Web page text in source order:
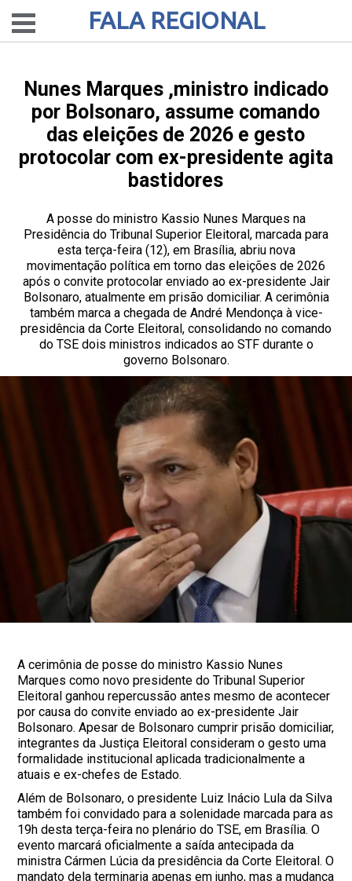
FALA REGIONAL
Nunes Marques ,ministro indicado
por Bolsonaro, assume comando
das eleições de 2026 e gesto
protocolar com ex-presidente agita
bastidores
A posse do ministro Kassio Nunes Marques na
Presidência do Tribunal Superior Eleitoral, marcada para
esta terça-feira (12), em Brasília, abriu nova
movimentação política em torno das eleições de 2026
após o convite protocolar enviado ao ex-presidente Jair
Bolsonaro, atualmente em prisão domiciliar. A cerimônia
também marca a chegada de André Mendonça à vice-
presidência da Corte Eleitoral, consolidando no comando
do TSE dois ministros indicados ao STF durante o
governo Bolsonaro.
A cerimônia de posse do ministro Kassio Nunes
Marques como novo presidente do Tribunal Superior
Eleitoral ganhou repercussão antes mesmo de acontecer
por causa do convite enviado ao ex-presidente Jair
Bolsonaro. Apesar de Bolsonaro cumprir prisão domiciliar,
integrantes da Justiça Eleitoral consideram o gesto uma
formalidade institucional aplicada tradicionalmente a
atuais e ex-chefes de Estado.
Além de Bolsonaro, o presidente Luiz Inácio Lula da Silva
também foi convidado para a solenidade marcada para as
19h desta terça-feira no plenário do TSE, em Brasília. O
evento marcará oficialmente a saída antecipada da
ministra Cármen Lúcia da presidência da Corte Eleitoral. O
mandato dela terminaria apenas em junho, mas a mudança